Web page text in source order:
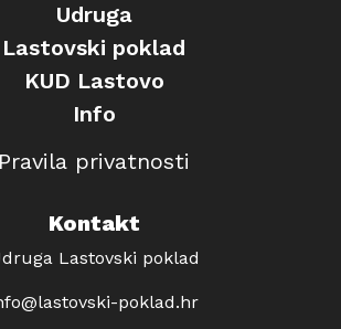
Udruga
Lastovski poklad
KUD Lastovo
Info
Pravila privatnosti
Kontakt
Lastovski poklad
poklad.hr